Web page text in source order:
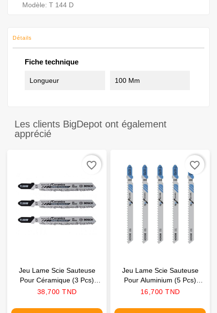
Modèle: T 144 D
Détails
Fiche technique
Longueur 100 Mm
Les clients BigDepot ont également
apprécié
Jeu Lame Scie Sauteuse
Pour Céramique (3 Pcs)
BOSCH
Prix
38,700 TND
favorite_border
Jeu Lame Scie Sauteuse
Pour Aluminium (5 Pcs)
BOSCH
Prix
16,700 TND
favorite_border